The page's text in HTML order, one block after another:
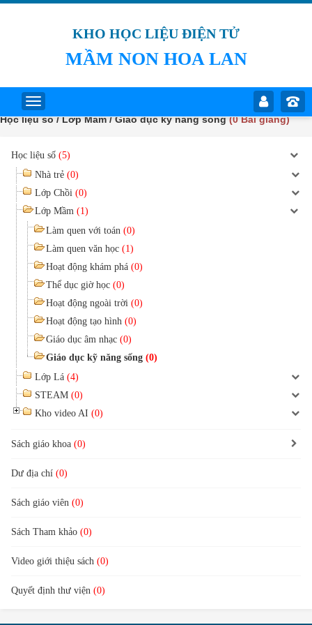
KHO HỌC LIỆU ĐIỆN TỬ
MẦM NON HOA LAN
Học liệu số / Lớp Mầm / Giáo dục kỹ năng sống(0 Bài giảng)
Học liệu số (5)
Nhà trẻ (0)
Lớp Chồi (0)
Lớp Mầm (1)
Làm quen với toán (0)
Làm quen văn học (1)
Hoạt động khám phá (0)
Thể dục giờ học (0)
Hoạt động ngoài trời (0)
Hoạt động tạo hình (0)
Giáo dục âm nhạc (0)
Giáo dục kỹ năng sống (0)
Lớp Lá (4)
STEAM (0)
Kho video AI (0)
Sách giáo khoa (0)
Dư địa chí (0)
Sách giáo viên (0)
Sách Tham khảo (0)
Video giới thiệu sách (0)
Quyết định thư viện (0)